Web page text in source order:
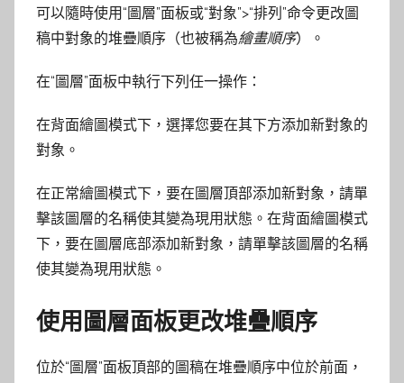
可以隨時使用“圖層”面板或“對象”>“排列”命令更改圖
稿中對象的堆疊順序（也被稱為繪畫順序）。
在“圖層”面板中執行下列任一操作：
在背面繪圖模式下，選擇您要在其下方添加新對象的
對象。
在正常繪圖模式下，要在圖層頂部添加新對象，請單
擊該圖層的名稱使其變為現用狀態。在背面繪圖模式
下，要在圖層底部添加新對象，請單擊該圖層的名稱
使其變為現用狀態。
使用圖層面板更改堆疊順序
位於“圖層”面板頂部的圖稿在堆疊順序中位於前面，